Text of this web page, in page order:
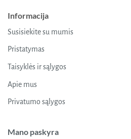
Informacija
Susisiekite su mumis
Pristatymas
Taisyklės ir sąlygos
Apie mus
Privatumo sąlygos
Mano paskyra